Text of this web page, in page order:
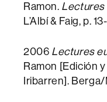
Ramon. Lectures
L’Albí & Faig, p.
2006 Lectures
Ramon [Edición
Iribarren]. Berga/